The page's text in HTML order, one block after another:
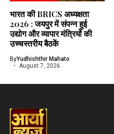
भारत की BRICS अध्यक्षता
2026 : जयपुर में संपन्न हुई
उद्योग और व्यापार मंत्रियों की
उच्चस्तरीय बैठकें
ByYudhishthir Mahato
August 7, 2026